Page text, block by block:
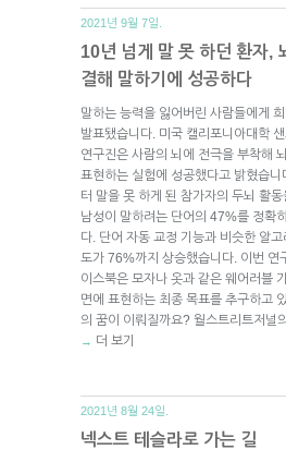
2021년 9월 7일.
10년 넘게 말 못 하던 환자,
결해 말하기에 성공하다
말하는 능력을 잃어버린 사람들에게
발표됐습니다. 미국 캘리포니아대학
연구진은 사람의 뇌에 전극을 부착해
표현하는 실험에 성공했다고 밝혔습
터 말을 못 하게 된 참가자의 두뇌 활동
남성이 말하려는 단어의 47%를 정확
다. 단어 자동 교정 기능과 비슷한 알
도가 76%까지 상승했습니다. 이번 연
이스북은 모자나 옷과 같은 웨어러블
면에 표현하는 최종 목표를 추구하고
의 꿈이 이뤄질까요? 월스트리트저널
→ 더 보기
2021년 8월 24일.
넥스트 테슬라로 가는 길